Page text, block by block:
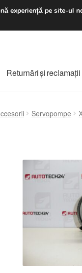
Returnări şi reclamații
Servopompe
experiență pe site-ul